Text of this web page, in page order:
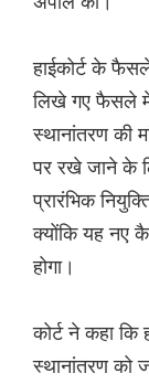
हाईकोर्ट के
लिखे गए फैसले में
स्थानांतरण की
पर रखे जाने के
प्रारंभिक
क्योंकि यह नए
होगा।
कोर्ट ने कहा
स्थानांतरण को